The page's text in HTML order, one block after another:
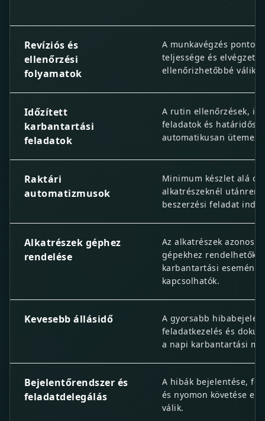
Revíziós és
ellenőrzési
folyamatok
A munkavégzés
teljessége és
ellenőrizhetőbbé válik.
Időzített
karbantartási
feladatok
A rutin ellenőrzések,
feladatok és határidős
automatikusan
Raktári
automatizmusok
Minimum készlet alá
alkatrészeknél
beszerzési feladat
Alkatrészek géphez
rendelése
Az alkatrészek
gépekhez rendelhetők
karbantartási
kapcsolhatók.
Kevesebb állásidő
A gyorsabb
feladatkezelés és
a napi karbantartási
Bejelentőrendszer és
feladatdelegálás
A hibák bejelentése,
és nyomon követése
válik.